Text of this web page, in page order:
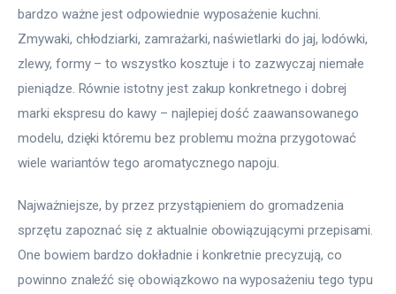
bardzo ważne jest odpowiednie wyposażenie kuchni.
Zmywaki, chłodziarki, zamrażarki, naświetlarki do jaj, lodówki,
zlewy, formy – to wszystko kosztuje i to zazwyczaj niemałe
pieniądze. Równie istotny jest zakup konkretnego i dobrej
marki ekspresu do kawy – najlepiej dość zaawansowanego
modelu, dzięki któremu bez problemu można przygotować
wiele wariantów tego aromatycznego napoju.
Najważniejsze, by przez przystąpieniem do gromadzenia
sprzętu zapoznać się z aktualnie obowiązującymi przepisami.
One bowiem bardzo dokładnie i konkretnie precyzują, co
powinno znaleźć się obowiązkowo na wyposażeniu tego typu